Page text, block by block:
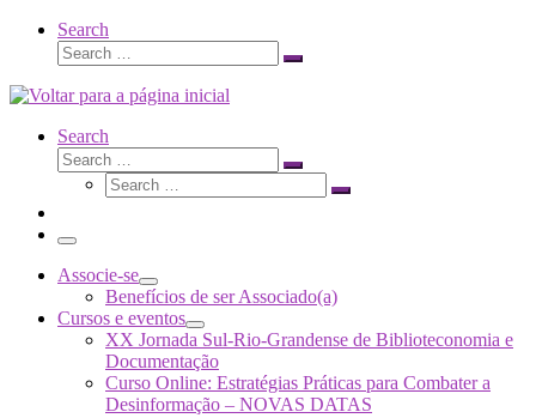
Search
Search
Search
Search
Search
Search
Search
Search
Menu
Associe-se
Benefícios de ser Associado(a)
Cursos e eventos
XX Jornada Sul-Rio-Grandense de Biblioteconomia e
Documentação
Curso Online: Estratégias Práticas para Combater a
Desinformação – NOVAS DATAS